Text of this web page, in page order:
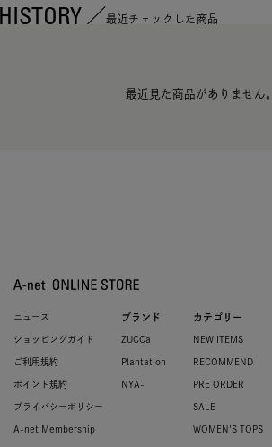
最近チェックした商品
最近見た商品がありません。
ニュース
ショッピングガイド
ご利用規約
ポイント規約
プライバシーポリシー
A-net Membership
ブランド
ZUCCa
Plantation
NYA-
カテゴリー
NEW ITEMS
RECOMMEND
PRE ORDER
SALE
WOMEN'S TOPS